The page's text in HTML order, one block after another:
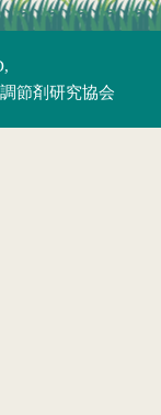
節剤研究協会